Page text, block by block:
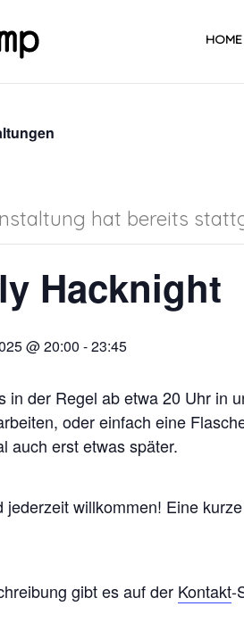
HOME
hat bereits
Hacknight
@ 20:00 -23:45
in der Regel ab etwa 20 Uhr in
oder einfach eine
auch erst etwas später.
jederzeit willkommen! Eine
gibt es auf der Kontakt-